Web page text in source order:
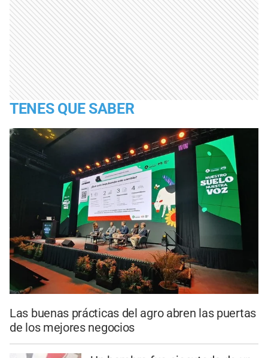
TENES QUE SABER
Las buenas prácticas del agro abren las puertas
de los mejores negocios